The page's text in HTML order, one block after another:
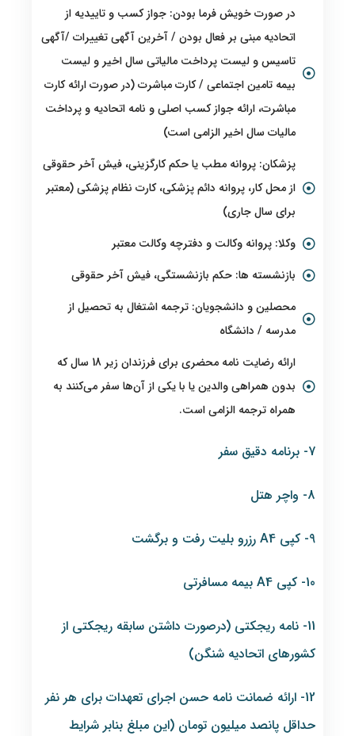
در صورت خویش فرما بودن: جواز کسب و تاییدیه از
اتحادیه مبنی بر فعال بودن / آخرین آگهی تغییرات /آگهی
تاسیس و لیست پرداخت مالیاتی سال اخیر و لیست
بیمه تامین اجتماعی / کارت مباشرت (در صورت ارائه کارت
مباشرت، ارائه جواز کسب اصلی و نامه اتحادیه و پرداخت
مالیات سال اخیر الزامی است)
پزشکان: پروانه مطب یا حکم کارگزینی، فیش آخر حقوقی
از محل کار، پروانه دائم پزشکی، کارت نظام پزشکی (معتبر
برای سال جاری)
وکلا: پروانه وکالت و دفترچه وکالت معتبر
بازنشسته ها: حکم بازنشستگی، فیش آخر حقوقی
محصلین و دانشجویان: ترجمه اشتغال به تحصیل از
مدرسه / دانشگاه
ارائه رضایت نامه محضری برای فرزندان زیر 18 سال که
بدون همراهی والدین یا با یکی از آن‌ها سفر می‌کنند به
همراه ترجمه الزامی است.
7- برنامه دقیق سفر
8- واچر هتل
9- کپی A4 رزرو بلیت رفت و برگشت
10- کپی A4 بیمه مسافرتی
11- نامه ریجکتی (درصورت داشتن سابقه ریجکتی از
کشورهای اتحادیه شنگن)
12- ارائه ضمانت نامه حسن اجرای تعهدات برای هر نفر
حداقل پانصد میلیون تومان (این مبلغ بنابر شرایط